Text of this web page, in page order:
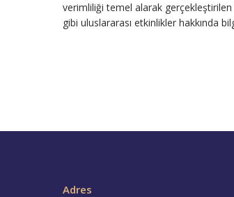
verimliliği temel alarak gerçekleştirilen
gibi uluslararası etkinlikler hakkında
Adres